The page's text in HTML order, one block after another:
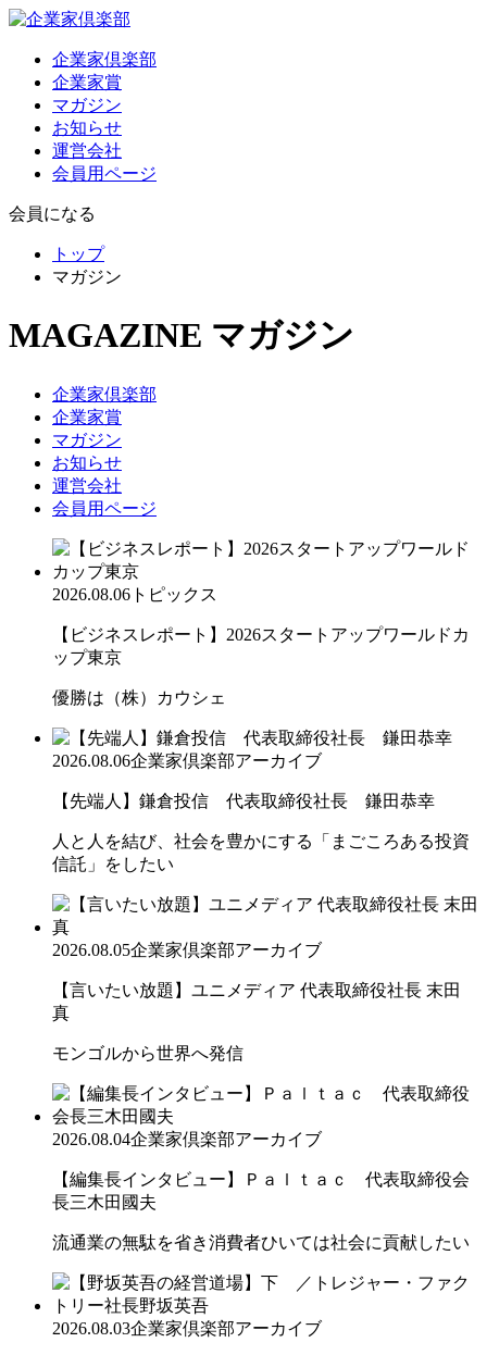
企業家倶楽部
企業家賞
マガジン
お知らせ
運営会社
会員用ページ
会員になる
トップ
マガジン
MAGAZINE マガジン
企業家倶楽部
企業家賞
マガジン
お知らせ
運営会社
会員用ページ
2026.08.06 トピックス
【ビジネスレポート】2026スタートアップワールドカ
ップ東京
優勝は（株）カウシェ
2026.08.06企業家倶楽部アーカイブ
【先端人】鎌倉投信 代表取締役社長 鎌田恭幸
人と人を結び、社会を豊かにする「まごころある投資
信託」をしたい
2026.08.05企業家倶楽部アーカイブ
【言いたい放題】ユニメディア 代表取締役社長 末田
真
モンゴルから世界へ発信
2026.08.04企業家倶楽部アーカイブ
【編集長インタビュー】Ｐａｌｔａｃ 代表取締役会
長三木田國夫
流通業の無駄を省き消費者ひいては社会に貢献したい
2026.08.03企業家倶楽部アーカイブ